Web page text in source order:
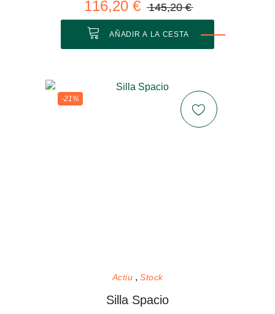
116,20 € 145,20 €
AÑADIR A LA CESTA
-21%
Actiu Stock
Silla Spacio